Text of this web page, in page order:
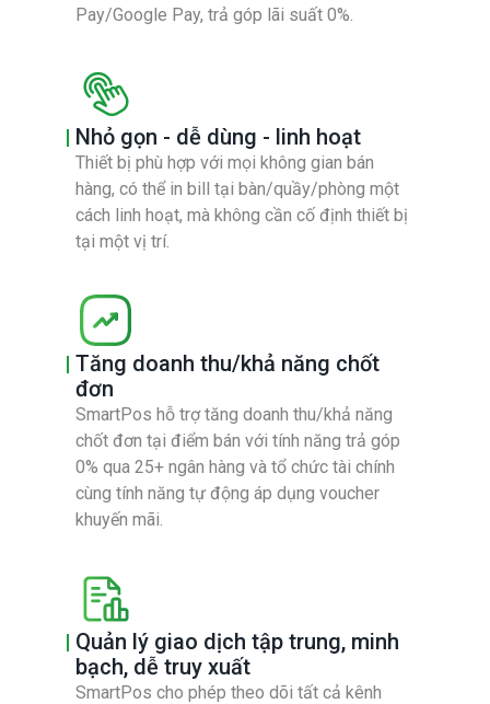
Pay/Google Pay, trả góp lãi suất 0%.
Nhỏ gọn - dễ dùng - linh hoạt
Thiết bị phù hợp với mọi không gian bán
hàng, có thể in bill tại bàn/quầy/phòng một
cách linh hoạt, mà không cần cố định thiết bị
tại một vị trí.
Tăng doanh thu/khả năng chốt
đơn
SmartPos hỗ trợ tăng doanh thu/khả năng
chốt đơn tại điểm bán với tính năng trả góp
0% qua 25+ ngân hàng và tổ chức tài chính
cùng tính năng tự động áp dụng voucher
khuyến mãi.
Quản lý giao dịch tập trung, minh
bạch, dễ truy xuất
SmartPos cho phép theo dõi tất cả kênh